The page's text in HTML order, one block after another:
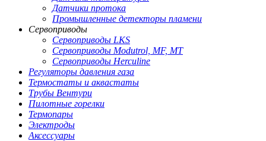
Датчики протока
Промышленные детекторы пламени
Сервоприводы
Сервоприводы LKS
Сервоприводы Modutrol, MF, MT
Сервоприводы Herculine
Регуляторы давления газа
Термостаты и аквастаты
Трубы Вентури
Пилотные горелки
Термопары
Электроды
Аксессуары